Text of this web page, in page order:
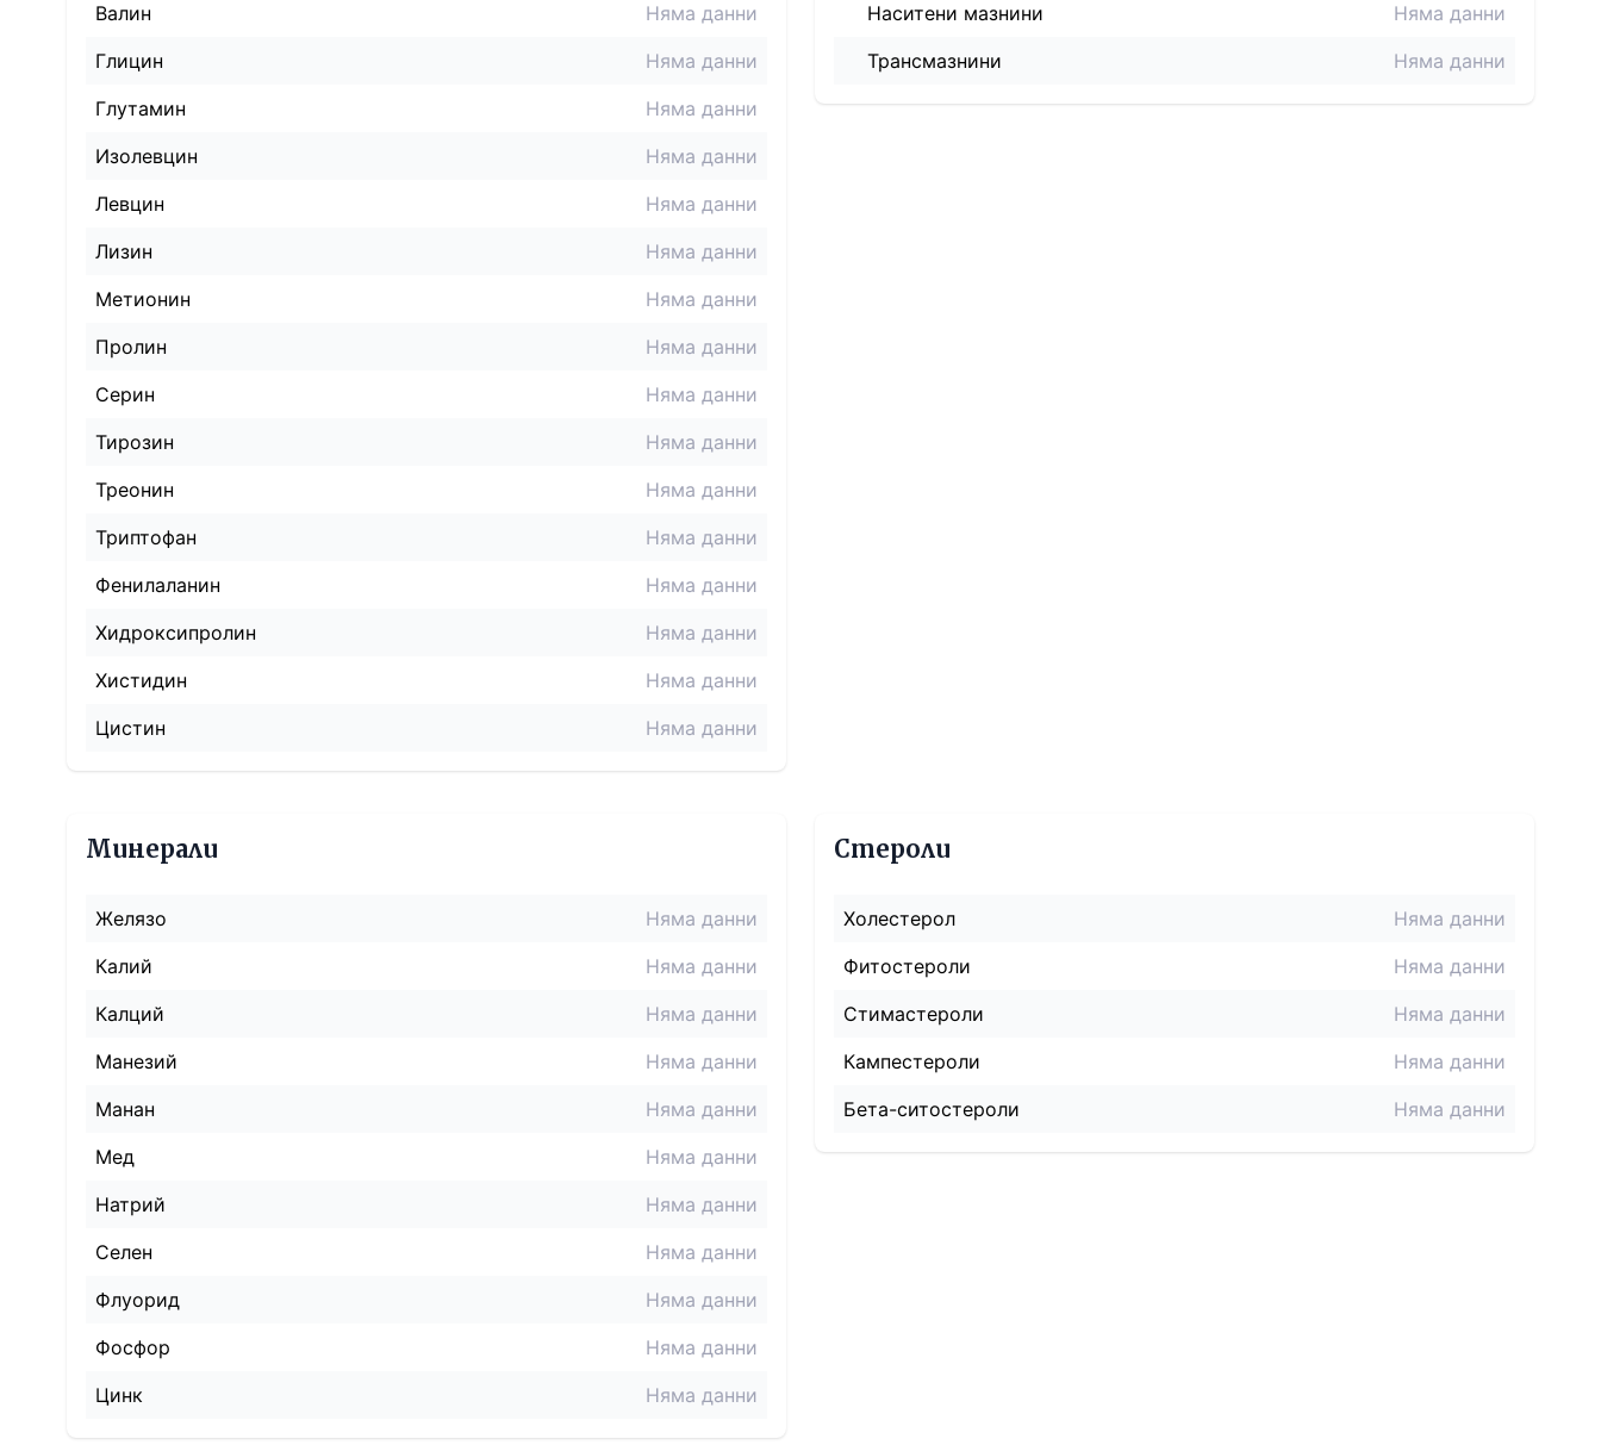
Валин
Няма данни
Глицин
Няма данни
Глутамин
Няма данни
Изолевцин
Няма данни
Левцин
Няма данни
Лизин
Няма данни
Метионин
Няма данни
Пролин
Няма данни
Серин
Няма данни
Тирозин
Няма данни
Треонин
Няма данни
Триптофан
Няма данни
Фенилаланин
Няма данни
Хидроксипролин
Няма данни
Хистидин
Няма данни
Цистин
Няма данни
Наситени мазнини
Няма данни
Трансмазнини
Няма данни
Минерали
Желязо
Няма данни
Калий
Няма данни
Калций
Няма данни
Манезий
Няма данни
Манан
Няма данни
Мед
Няма данни
Натрий
Няма данни
Селен
Няма данни
Флуорид
Няма данни
Фосфор
Няма данни
Цинк
Няма данни
Стероли
Холестерол
Няма данни
Фитостероли
Няма данни
Стимастероли
Няма данни
Кампестероли
Няма данни
Бета-ситостероли
Няма данни